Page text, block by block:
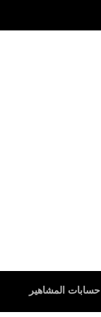
حسابات المشاهير